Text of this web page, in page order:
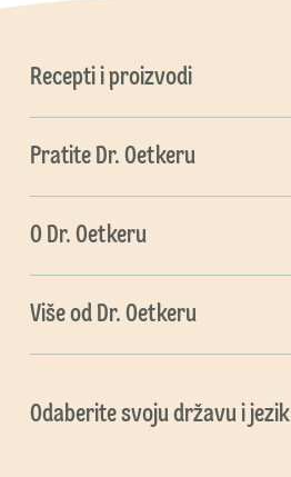
Recepti i proizvodi
Pratite Dr. Oetkeru
O Dr. Oetkeru
Više od Dr. Oetkeru
Odaberite svoju državu i jezik